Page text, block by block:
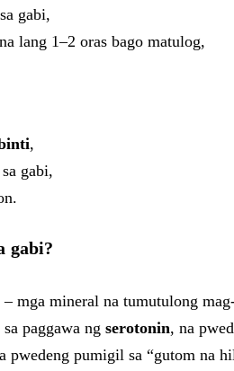
gabi,
na lang 1–2 oras bago matulog,
,
gabi,
gabi?
– mga mineral na tumutulong
paggawa ng serotonin, na
pwedeng pumigil sa “gutom na